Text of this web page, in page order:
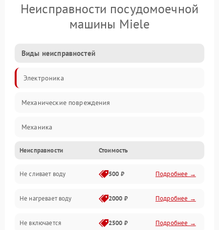
Неисправности посудомоечной
машины Miele
Виды неисправностей
Электроника
Механические повреждения
Механика
Управление
Электропитание
Датчики
Нагрев
Неисправности Стоимость
Не сливает воду 500 ₽ Подробнее →
Не нагревает воду 2000 ₽ Подробнее →
Не включается 2500 ₽ Подробнее →